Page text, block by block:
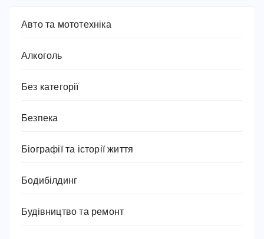
Авто та мототехніка
Алкоголь
Без категорії
Безпека
Біографії та історії життя
Бодибілдинг
Будівництво та ремонт